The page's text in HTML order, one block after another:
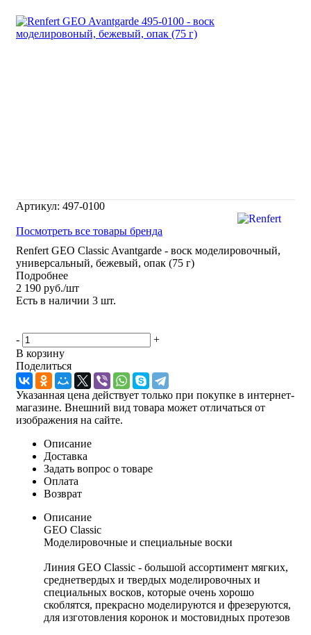
Артикул: 497-0100
Посмотреть все товары бренда
Renfert GEO Classic Avantgarde - воск моделировочный,
универсальный, бежевый, опак (75 г)
Подробнее
2 190 руб./шт
Есть в наличии 3 шт.
-
+
В корзину
Поделиться
Указанная цена действует только при покупке в интернет-
магазине. Внешний вид товара может отличаться от
изображения на сайте.
Описание
Доставка
Задать вопрос о товаре
Оплата
Возврат
Описание
GEO Classic
Моделировочные и специальные воски
Линия GEO Classic - большой ассортимент мягких,
среднетвердых и твердых моделировочных и
специальных восков, которые очень хорошо
скоблятся, прекрасно моделируются и фрезеруются,
для изготовления коронок и мостовидных протезов